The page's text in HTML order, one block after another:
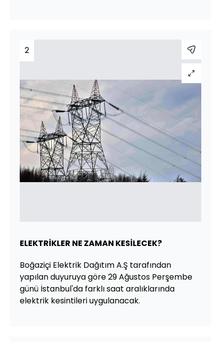
2
ELEKTRİKLER NE ZAMAN KESİLECEK?
Boğaziçi Elektrik Dağıtım A.Ş tarafından
yapılan duyuruya göre 29 Ağustos Perşembe
günü İstanbul'da farklı saat aralıklarında
elektrik kesintileri uygulanacak.